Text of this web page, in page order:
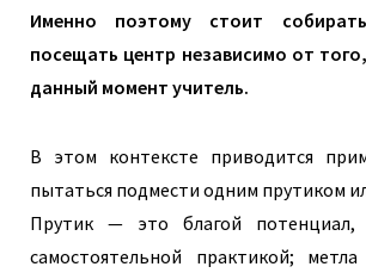
Именно поэтому стоит
посещать центр независимо от
данный момент учитель.
В этом контексте приводится
пытаться подмести одним прутиком
Прутик — это благой потенциал,
самостоятельной практикой;